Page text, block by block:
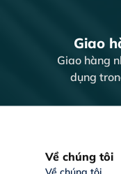
Giao
Giao hàng
dụng
Về chúng tôi